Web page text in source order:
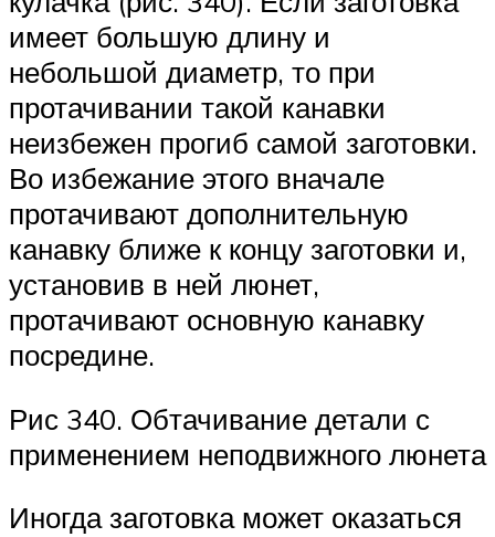
имеет большую длину и
небольшой диаметр, то при
протачивании такой канавки
неизбежен прогиб самой заготовки.
Во избежание этого вначале
протачивают дополнительную
канавку ближе к концу заготовки и,
установив в ней люнет,
протачивают основную канавку
посредине.
Рис 340. Обтачивание детали с
применением неподвижного люнета
Иногда заготовка может оказаться